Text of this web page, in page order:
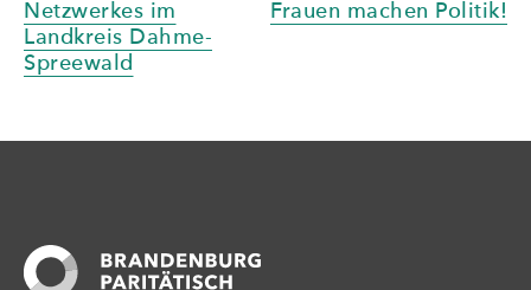
Netzwerkes im
Landkreis Dahme-
Spreewald
Frauen machen Politik!